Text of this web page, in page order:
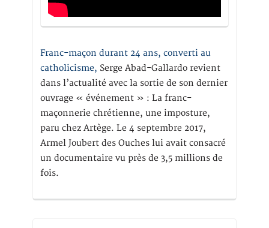
Franc-maçon durant 24 ans, converti au
catholicisme, Serge Abad-Gallardo revient
dans l’actualité avec la sortie de son dernier
ouvrage « événement » : La franc-
maçonnerie chrétienne, une imposture,
paru chez Artège. Le 4 septembre 2017,
Armel Joubert des Ouches lui avait consacré
un documentaire vu près de 3,5 millions de
fois.